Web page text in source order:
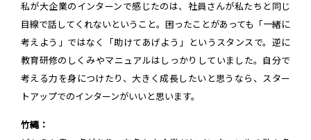
私が大企業のインターンで感じたのは、社員さんが私たちと同じ
目線で話してくれないということ。困ったことがあっても「一緒に
考えよう」ではなく「助けてあげよう」というスタンスで。逆に
教育研修のしくみやマニュアルはしっかりしていました。自分で
考える力を身につけたり、大きく成長したいと思うなら、スター
トアップでのインターンがいいと思います。
竹縄：